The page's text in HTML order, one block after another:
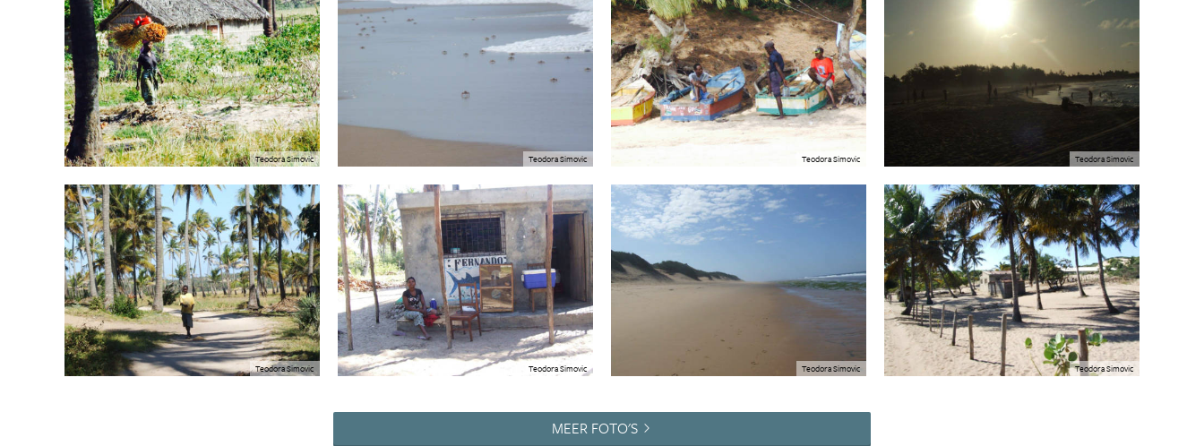
Teodora Simovic Teodora Simovic Teodora Simovic Teodora Simovic
Teodora Simovic Teodora Simovic Teodora Simovic Teodora Simovic
MEER FOTO'S